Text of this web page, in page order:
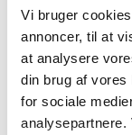
Vi bruger
annoncer, til at
at analysere
din brug af vores
for sociale
analysepartnere.
træffe
om